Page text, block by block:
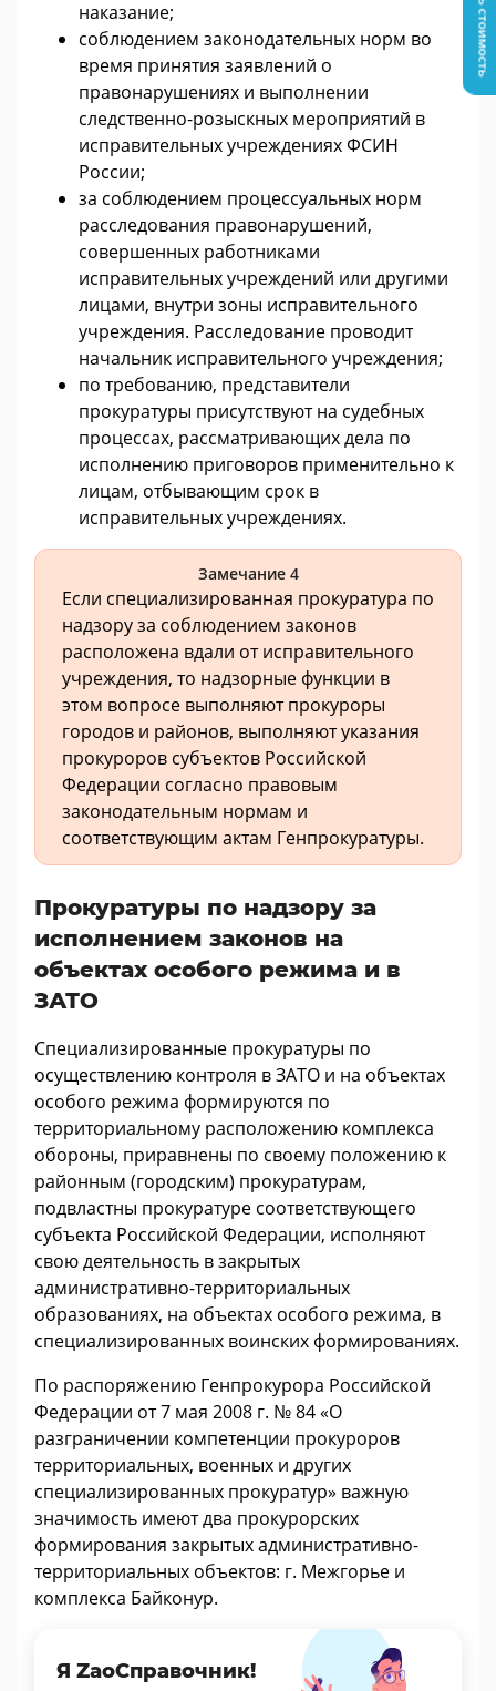
наказание;
соблюдением законодательных норм во
время принятия заявлений о
правонарушениях и выполнении
следственно-розыскных мероприятий в
исправительных учреждениях ФСИН
России;
за соблюдением процессуальных норм
расследования правонарушений,
совершенных работниками
исправительных учреждений или другими
лицами, внутри зоны исправительного
учреждения. Расследование проводит
начальник исправительного учреждения;
по требованию, представители
прокуратуры присутствуют на судебных
процессах, рассматривающих дела по
исполнению приговоров применительно к
лицам, отбывающим срок в
исправительных учреждениях.
Замечание 4
Если специализированная прокуратура по
надзору за соблюдением законов
расположена вдали от исправительного
учреждения, то надзорные функции в
этом вопросе выполняют прокуроры
городов и районов, выполняют указания
прокуроров субъектов Российской
Федерации согласно правовым
законодательным нормам и
соответствующим актам Генпрокуратуры.
Прокуратуры по надзору за
исполнением законов на
объектах особого режима и в
ЗАТО
Специализированные прокуратуры по
осуществлению контроля в ЗАТО и на объектах
особого режима формируются по
территориальному расположению комплекса
обороны, приравнены по своему положению к
районным (городским) прокуратурам,
подвластны прокуратуре соответствующего
субъекта Российской Федерации, исполняют
свою деятельность в закрытых
административно-территориальных
образованиях, на объектах особого режима, в
специализированных воинских формированиях.
По распоряжению Генпрокурора Российской
Федерации от 7 мая 2008 г. № 84 «О
разграничении компетенции прокуроров
территориальных, военных и других
специализированных прокуратур» важную
значимость имеют два прокурорских
формирования закрытых административно-
территориальных объектов: г. Межгорье и
комплекса Байконур.
Я ZaoСправочник!